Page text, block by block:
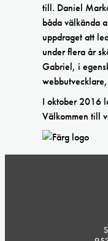
till. Daniel
båda välkända
uppdraget att
under flera år
Gabriel, i
I oktober 2016
Välkommen till